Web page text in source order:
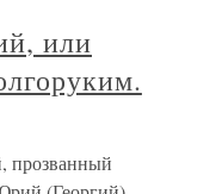
или
прозванный